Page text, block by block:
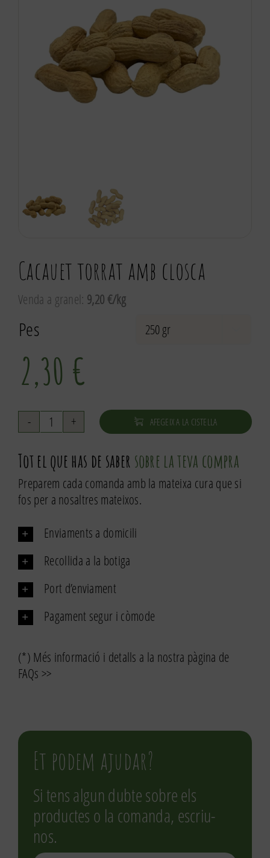
Cacauet torrat amb closca
Venda a granel: 9,20 €/kg
Pes
2,30 €
quantitat
Cacauet
torrat
amb
closca
AFEGEIX A LA CISTELLA
Tot el que has de saber sobre la teva compra
Preparem cada comanda amb la mateixa cura que si
fos per a nosaltres mateixos.
Enviaments a domicili
Recollida a la botiga
Port d’enviament
Pagament segur i còmode
(*) Més informació i detalls a la nostra pàgina de
FAQs >>
Et podem ajudar?
Si tens algun dubte sobre els
productes o la comanda, escriu-
nos.